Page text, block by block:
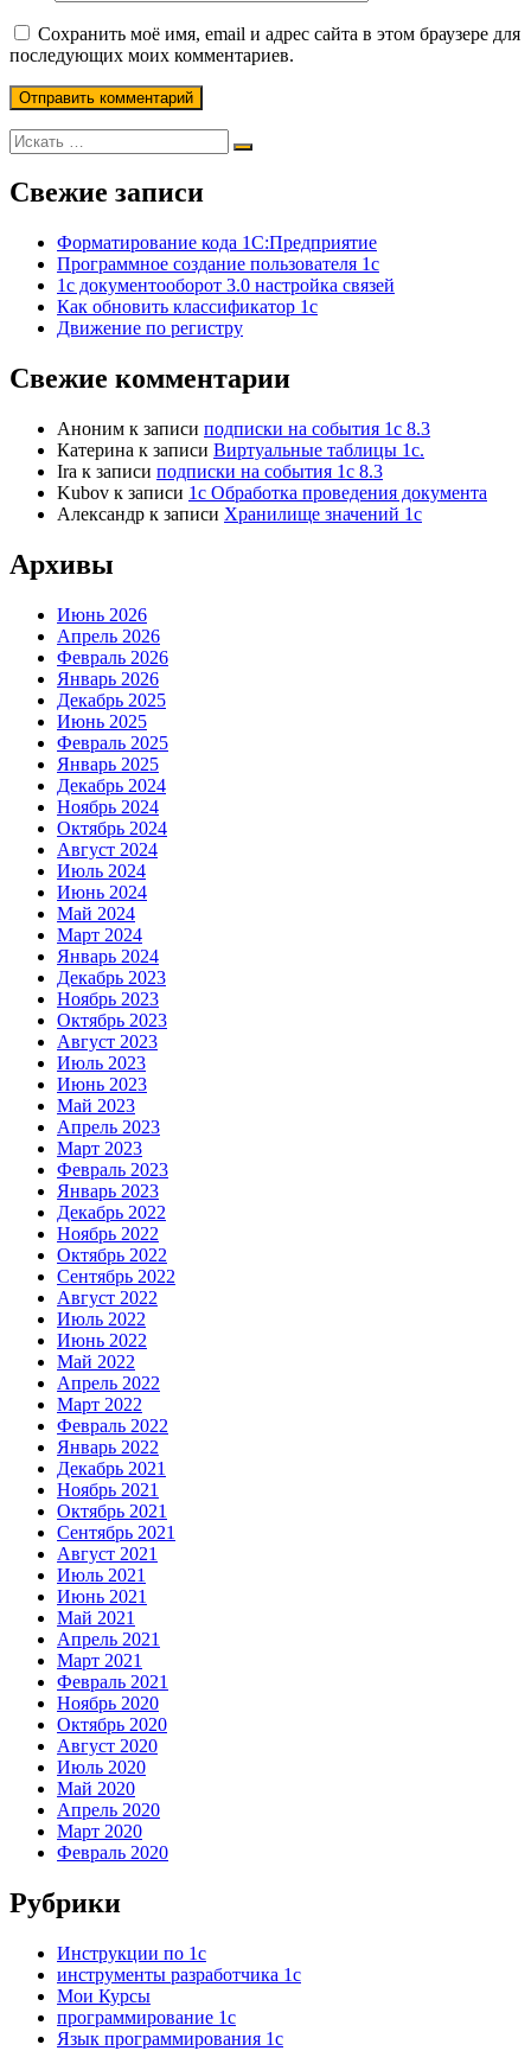
Сохранить моё имя, email и адрес сайта в этом браузере для
последующих моих комментариев.
Свежие записи
Форматирование кода 1С:Предприятие
Программное создание пользователя 1с
1с документооборот 3.0 настройка связей
Как обновить классификатор 1с
Движение по регистру
Свежие комментарии
Аноним к записи подписки на события 1с 8.3
Катерина к записи Виртуальные таблицы 1с.
Ira к записи подписки на события 1с 8.3
Kubov к записи 1с Обработка проведения документа
Александр к записи Хранилище значений 1с
Архивы
Июнь 2026
Апрель 2026
Февраль 2026
Январь 2026
Декабрь 2025
Июнь 2025
Февраль 2025
Январь 2025
Декабрь 2024
Ноябрь 2024
Октябрь 2024
Август 2024
Июль 2024
Июнь 2024
Май 2024
Март 2024
Январь 2024
Декабрь 2023
Ноябрь 2023
Октябрь 2023
Август 2023
Июль 2023
Июнь 2023
Май 2023
Апрель 2023
Март 2023
Февраль 2023
Январь 2023
Декабрь 2022
Ноябрь 2022
Октябрь 2022
Сентябрь 2022
Август 2022
Июль 2022
Июнь 2022
Май 2022
Апрель 2022
Март 2022
Февраль 2022
Январь 2022
Декабрь 2021
Ноябрь 2021
Октябрь 2021
Сентябрь 2021
Август 2021
Июль 2021
Июнь 2021
Май 2021
Апрель 2021
Март 2021
Февраль 2021
Ноябрь 2020
Октябрь 2020
Август 2020
Июль 2020
Май 2020
Апрель 2020
Март 2020
Февраль 2020
Рубрики
Инструкции по 1с
инструменты разработчика 1с
Мои Курсы
программирование 1с
Язык программирования 1с